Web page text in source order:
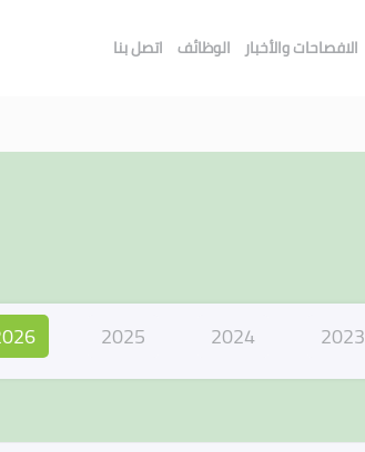
الافصاحات والأخبار الوظائف اتصل بنا
2023
2024
2025